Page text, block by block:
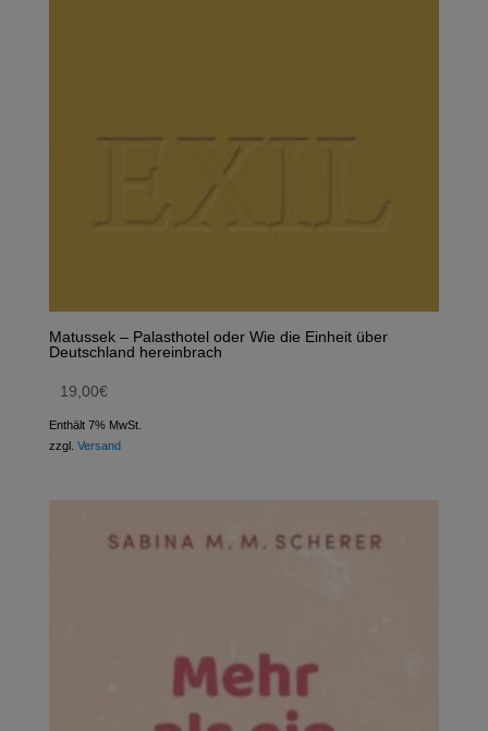
Matussek – Palasthotel oder Wie die Einheit über
Deutschland hereinbrach
19,00€
Enthält 7% MwSt.
zzgl. Versand